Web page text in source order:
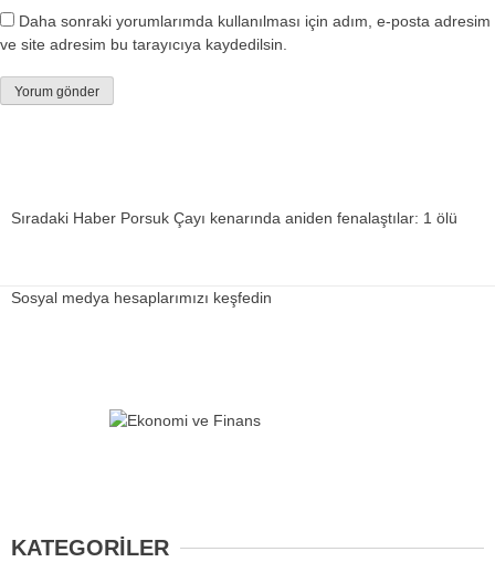
Daha sonraki yorumlarımda kullanılması için adım, e-posta adresim
ve site adresim bu tarayıcıya kaydedilsin.
Sıradaki Haber Porsuk Çayı kenarında aniden fenalaştılar: 1 ölü
Sosyal medya hesaplarımızı keşfedin
KATEGORİLER